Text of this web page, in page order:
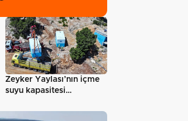
Zeyker Yaylası’nın içme
suyu kapasitesi